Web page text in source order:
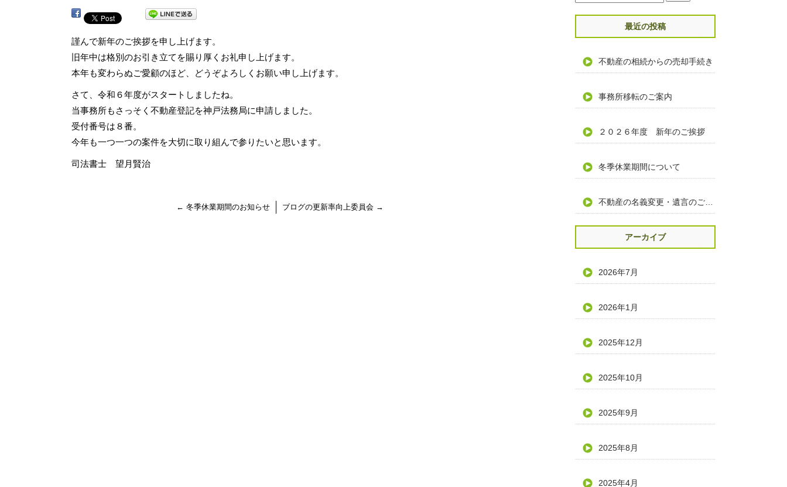
謹んで新年のご挨拶を申し上げます。
旧年中は格別のお引き立てを賜り厚くお礼申し上げます。
本年も変わらぬご愛顧のほど、どうぞよろしくお願い申し上げます。
さて、令和６年度がスタートしましたね。
当事務所もさっそく不動産登記を神戸法務局に申請しました。
受付番号は８番。
今年も一つ一つの案件を大切に取り組んで参りたいと思います。
司法書士 望月賢治
← 冬季休業期間のお知らせ ブログの更新率向上委員会 →
最近の投稿
不動産の相続からの売却手続き
事務所移転のご案内
２０２６年度 新年のご挨拶
冬季休業期間について
アーカイブ
2026年7月
2026年1月
2025年12月
2025年10月
2025年9月
2025年8月
2025年4月